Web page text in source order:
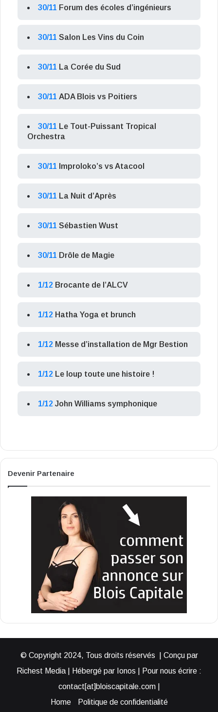
30/11 Forum des écoles d’ingénieurs
30/11 Salon Les Vins du Coin
30/11 La Corée du Sud
30/11 ADA Blois vs Poitiers
30/11 Le Tout-Puissant Tropical
Orchestra
30/11 Improloko’s vs Atacool
30/11 La Nuit d’Après
30/11 Sébastien Wust
30/11 Drôle de Magie
1/12 Brocante de l’ALCV
1/12 Hatha Yoga et brunch
1/12 Messe d’installation de Mgr Bestion
1/12 Le loup toute une histoire !
1/12 John Williams symphonique
Devenir Partenaire
© Copyright 2024, Tous droits réservés | Conçu par
Richest Media | Hébergé par Ionos | Pour nous écrire :
contact[at]bloiscapitale.com |
Home
Politique de confidentialité